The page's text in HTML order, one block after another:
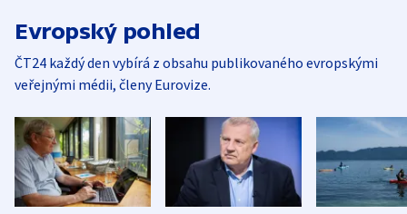
Evropský pohled
ČT24 každý den vybírá z obsahu publikovaného evropskými
veřejnými médii, členy Eurovize.